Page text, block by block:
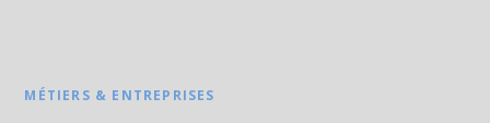
MÉTIERS & ENTREPRISES